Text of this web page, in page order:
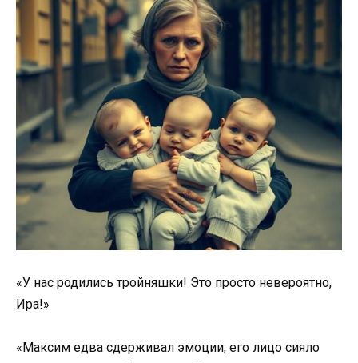
«У нас родились тройняшки! Это просто невероятно,
Ира!»
«Максим едва сдерживал эмоции, его лицо сияло